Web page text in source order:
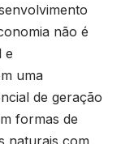
não é
e
uma
de geração
formas de
naturais com